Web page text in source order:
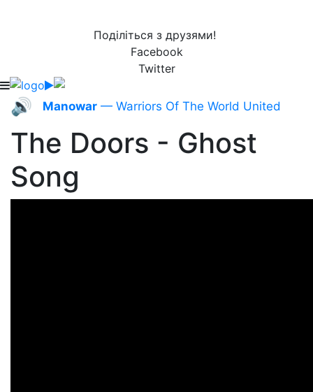
Поділіться з друзями!
Facebook
Twitter
🔊 Manowar — Warriors Of The World United
The Doors - Ghost
Song